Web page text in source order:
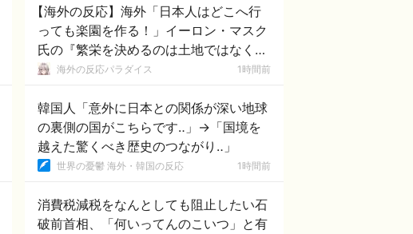
【海外の反応】海外「日本人はどこへ行
っても楽園を作る！」イーロン・マスク
氏の『繁栄を決めるのは土地ではなく人
である』という主張に日本の秩序と清潔
海外の反応パラダイス 1時間前
韓国人「意外に日本との関係が深い地球
の裏側の国がこちらです‥」→「国境を
越えた驚くべき歴史のつながり‥」
世界の憂鬱 海外・韓国の反応 1時間前
消費税減税をなんとしても阻止したい石
破前首相、「何いってんのこいつ」と有